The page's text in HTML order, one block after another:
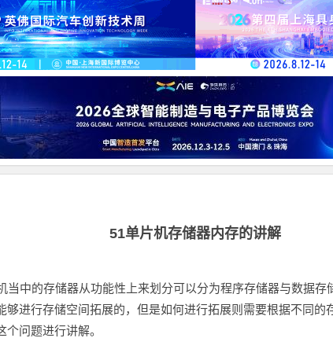
51单片机存储器内存的讲解
中的存储器从功能性上来划分可以分为程序存储器与数据存
够进行存储空间拓展的，但是如何进行拓展则需要根据不同的
问题进行讲解。